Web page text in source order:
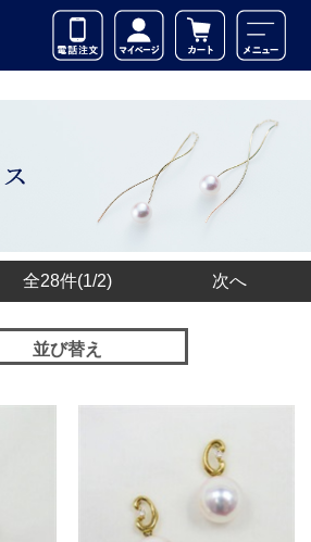
全28件(1/2) 次へ
並び替え